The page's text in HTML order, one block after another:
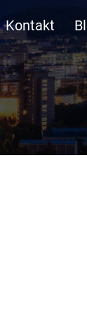
Kontakt